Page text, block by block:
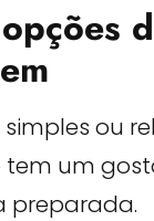
ou
um
preparada.